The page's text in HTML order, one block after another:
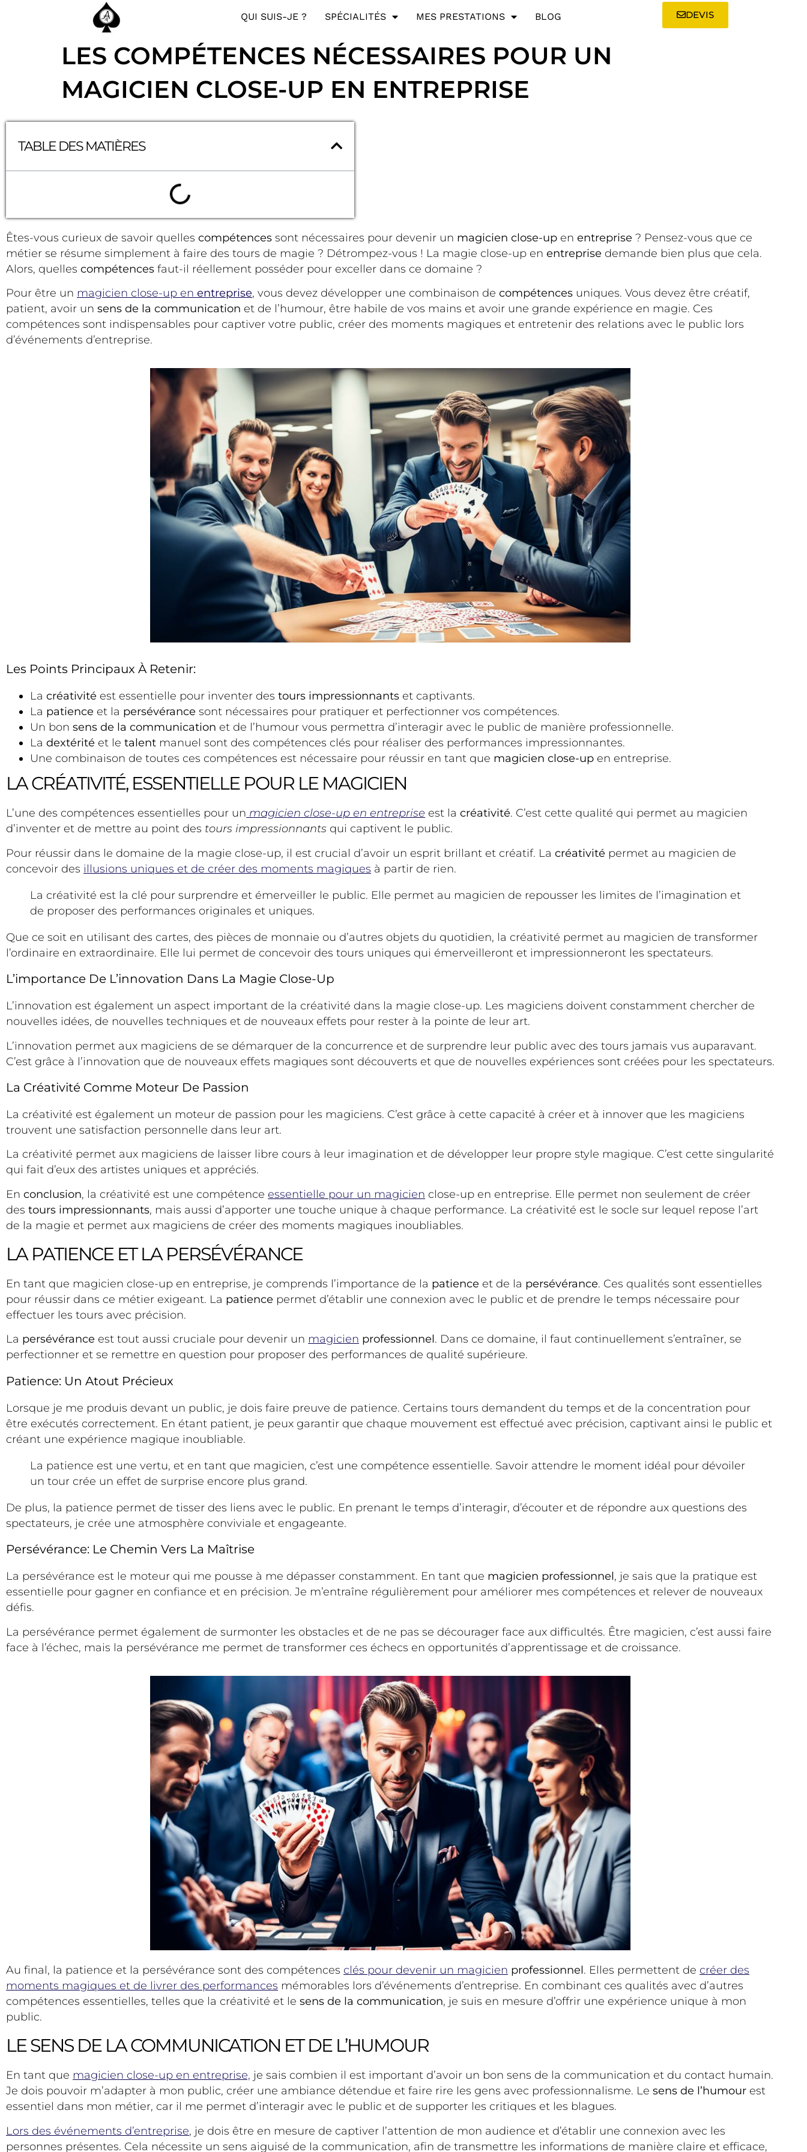
QUI SUIS-JE ? SPÉCIALITÉS MES PRESTATIONS BLOG DEVIS
LES COMPÉTENCES NÉCESSAIRES POUR UN
MAGICIEN CLOSE-UP EN ENTREPRISE
TABLE DES MATIÈRES
Êtes-vous curieux de savoir quelles compétences sont nécessaires pour devenir un magicien close-up en entreprise ? Pensez-vous que ce
métier se résume simplement à faire des tours de magie ? Détrompez-vous ! La magie close-up en entreprise demande bien plus que cela.
Alors, quelles compétences faut-il réellement posséder pour exceller dans ce domaine ?
Pour être un magicien close-up en entreprise, vous devez développer une combinaison de compétences uniques. Vous devez être créatif,
patient, avoir un sens de la communication et de l’humour, être habile de vos mains et avoir une grande expérience en magie. Ces
compétences sont indispensables pour captiver votre public, créer des moments magiques et entretenir des relations avec le public lors
d’événements d’entreprise.
Les Points Principaux À Retenir:
La créativité est essentielle pour inventer des tours impressionnants et captivants.
La patience et la persévérance sont nécessaires pour pratiquer et perfectionner vos compétences.
Un bon sens de la communication et de l’humour vous permettra d’interagir avec le public de manière professionnelle.
La dextérité et le talent manuel sont des compétences clés pour réaliser des performances impressionnantes.
Une combinaison de toutes ces compétences est nécessaire pour réussir en tant que magicien close-up en entreprise.
LA CRÉATIVITÉ, ESSENTIELLE POUR LE MAGICIEN
L’une des compétences essentielles pour un magicien close-up en entreprise est la créativité. C’est cette qualité qui permet au magicien
d’inventer et de mettre au point des tours impressionnants qui captivent le public.
Pour réussir dans le domaine de la magie close-up, il est crucial d’avoir un esprit brillant et créatif. La créativité permet au magicien de
concevoir des illusions uniques et de créer des moments magiques à partir de rien.
La créativité est la clé pour surprendre et émerveiller le public. Elle permet au magicien de repousser les limites de l’imagination et
de proposer des performances originales et uniques.
Que ce soit en utilisant des cartes, des pièces de monnaie ou d’autres objets du quotidien, la créativité permet au magicien de transformer
l’ordinaire en extraordinaire. Elle lui permet de concevoir des tours uniques qui émerveilleront et impressionneront les spectateurs.
L’importance De L’innovation Dans La Magie Close-Up
L’innovation est également un aspect important de la créativité dans la magie close-up. Les magiciens doivent constamment chercher de
nouvelles idées, de nouvelles techniques et de nouveaux effets pour rester à la pointe de leur art.
L’innovation permet aux magiciens de se démarquer de la concurrence et de surprendre leur public avec des tours jamais vus auparavant.
C’est grâce à l’innovation que de nouveaux effets magiques sont découverts et que de nouvelles expériences sont créées pour les spectateurs.
La Créativité Comme Moteur De Passion
La créativité est également un moteur de passion pour les magiciens. C’est grâce à cette capacité à créer et à innover que les magiciens
trouvent une satisfaction personnelle dans leur art.
La créativité permet aux magiciens de laisser libre cours à leur imagination et de développer leur propre style magique. C’est cette singularité
qui fait d’eux des artistes uniques et appréciés.
En conclusion, la créativité est une compétence essentielle pour un magicien close-up en entreprise. Elle permet non seulement de créer
des tours impressionnants, mais aussi d’apporter une touche unique à chaque performance. La créativité est le socle sur lequel repose l’art
de la magie et permet aux magiciens de créer des moments magiques inoubliables.
LA PATIENCE ET LA PERSÉVÉRANCE
En tant que magicien close-up en entreprise, je comprends l’importance de la patience et de la persévérance. Ces qualités sont essentielles
pour réussir dans ce métier exigeant. La patience permet d’établir une connexion avec le public et de prendre le temps nécessaire pour
effectuer les tours avec précision.
La persévérance est tout aussi cruciale pour devenir un magicien professionnel. Dans ce domaine, il faut continuellement s’entraîner, se
perfectionner et se remettre en question pour proposer des performances de qualité supérieure.
Patience: Un Atout Précieux
Lorsque je me produis devant un public, je dois faire preuve de patience. Certains tours demandent du temps et de la concentration pour
être exécutés correctement. En étant patient, je peux garantir que chaque mouvement est effectué avec précision, captivant ainsi le public et
créant une expérience magique inoubliable.
La patience est une vertu, et en tant que magicien, c’est une compétence essentielle. Savoir attendre le moment idéal pour dévoiler
un tour crée un effet de surprise encore plus grand.
De plus, la patience permet de tisser des liens avec le public. En prenant le temps d’interagir, d’écouter et de répondre aux questions des
spectateurs, je crée une atmosphère conviviale et engageante.
Persévérance: Le Chemin Vers La Maîtrise
La persévérance est le moteur qui me pousse à me dépasser constamment. En tant que magicien professionnel, je sais que la pratique est
essentielle pour gagner en confiance et en précision. Je m’entraîne régulièrement pour améliorer mes compétences et relever de nouveaux
défis.
La persévérance permet également de surmonter les obstacles et de ne pas se décourager face aux difficultés. Être magicien, c’est aussi faire
face à l’échec, mais la persévérance me permet de transformer ces échecs en opportunités d’apprentissage et de croissance.
Au final, la patience et la persévérance sont des compétences clés pour devenir un magicien professionnel. Elles permettent de créer des
moments magiques et de livrer des performances mémorables lors d’événements d’entreprise. En combinant ces qualités avec d’autres
compétences essentielles, telles que la créativité et le sens de la communication, je suis en mesure d’offrir une expérience unique à mon
public.
LE SENS DE LA COMMUNICATION ET DE L’HUMOUR
En tant que magicien close-up en entreprise, je sais combien il est important d’avoir un bon sens de la communication et du contact humain.
Je dois pouvoir m’adapter à mon public, créer une ambiance détendue et faire rire les gens avec professionnalisme. Le sens de l’humour est
essentiel dans mon métier, car il me permet d’interagir avec le public et de supporter les critiques et les blagues.
Lors des événements d’entreprise, je dois être en mesure de captiver l’attention de mon audience et d’établir une connexion avec les
personnes présentes. Cela nécessite un sens aiguisé de la communication, afin de transmettre les informations de manière claire et efficace,